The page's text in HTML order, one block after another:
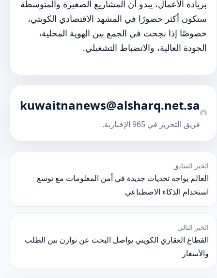
بريادة الأعمال، يبدو أن المشاريع الصغيرة والمتوسطة
ستكون أكثر حضورًا في المشهد الاقتصادي الكويتي،
خصوصًا إذا نجحت في الجمع بين الهوية المحلية،
الجودة العالية، والانضباط التشغيلي.
kuwaitnanews@alsharq.net.sa
فريق التحرير في 965 الإخبارية.
تصفّح المقالات
الخبر السابق
العالم يواجه تحديات جديدة في أمن المعلومات مع توسع
استخدام الذكاء الاصطناعي
الخبر التالي
القطاع العقاري الكويتي يواصل البحث عن توازن بين الطلب
والأسعار